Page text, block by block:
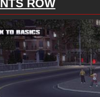
ROW